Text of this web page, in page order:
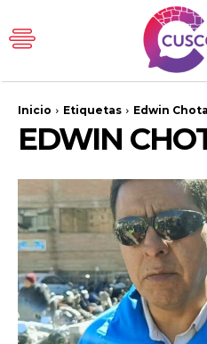
Inicio Etiquetas Edwin
EDWIN